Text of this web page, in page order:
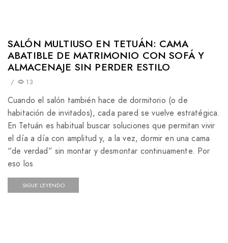
SALÓN MULTIUSO EN TETUÁN: CAMA
ABATIBLE DE MATRIMONIO CON SOFÁ Y
ALMACENAJE SIN PERDER ESTILO
/ 13
Cuando el salón también hace de dormitorio (o de
habitación de invitados), cada pared se vuelve estratégica.
En Tetuán es habitual buscar soluciones que permitan vivir
el día a día con amplitud y, a la vez, dormir en una cama
“de verdad” sin montar y desmontar continuamente. Por
eso los
SIGUE LEYENDO